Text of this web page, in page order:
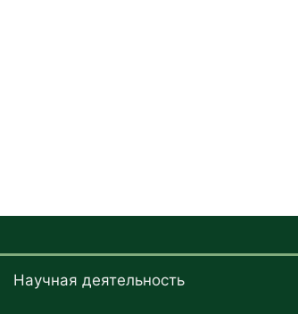
Научная деятельность